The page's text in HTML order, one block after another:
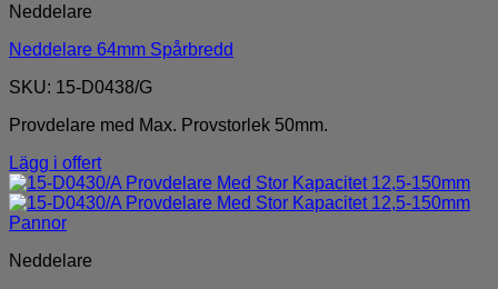
Neddelare
Neddelare 64mm Spårbredd
SKU: 15-D0438/G
Provdelare med Max. Provstorlek 50mm.
Lägg i offert
Neddelare